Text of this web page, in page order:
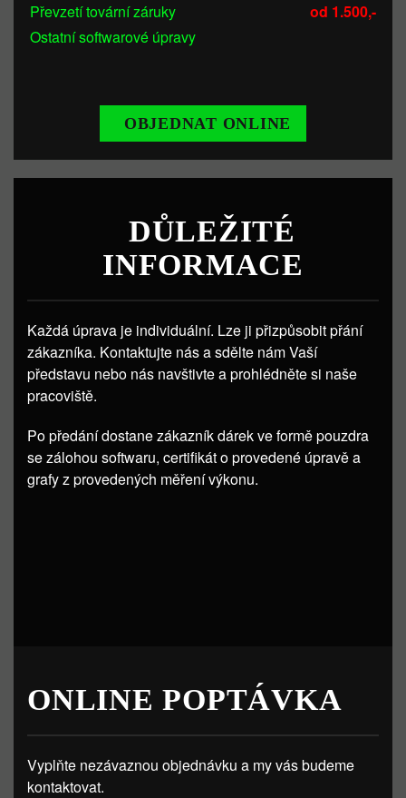
Převzetí tovární záruky
od 1.500,-
Ostatní softwarové úpravy
OBJEDNAT ONLINE
DŮLEŽITÉ
INFORMACE
Každá úprava je individuální. Lze ji přizpůsobit přání
zákazníka. Kontaktujte nás a sdělte nám Vaší
představu nebo nás navštivte a prohlédněte si naše
pracoviště.
Po předání dostane zákazník dárek ve formě pouzdra
se zálohou softwaru, certifikát o provedené úpravě a
grafy z provedených měření výkonu.
ONLINE POPTÁVKA
Vyplňte nezávaznou objednávku a my vás budeme
kontaktovat.